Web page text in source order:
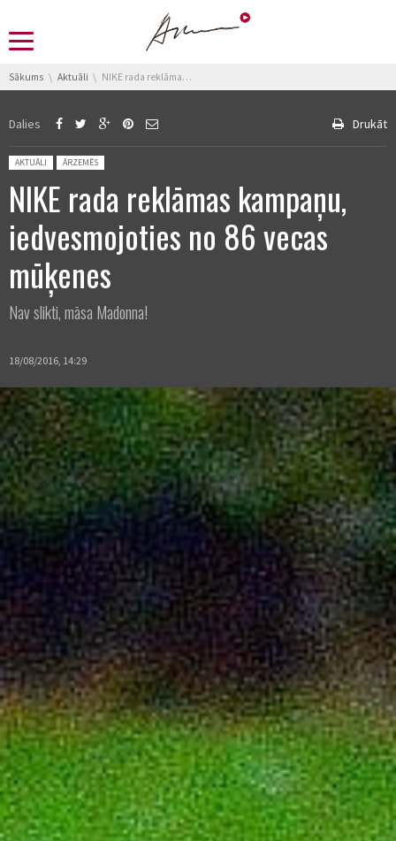
You are here:
Sākums Aktuāli NIKE rada reklāmas kampaņu, iedvesmojoties no 86 vecas mūķenes
Dalies Drukāt
Posted in:
AKTUĀLI ĀRZEMĒS
NIKE rada reklāmas kampaņu,
iedvesmojoties no 86 vecas
mūķenes
Nav slikti, māsa Madonna!
18/08/2016, 14:29